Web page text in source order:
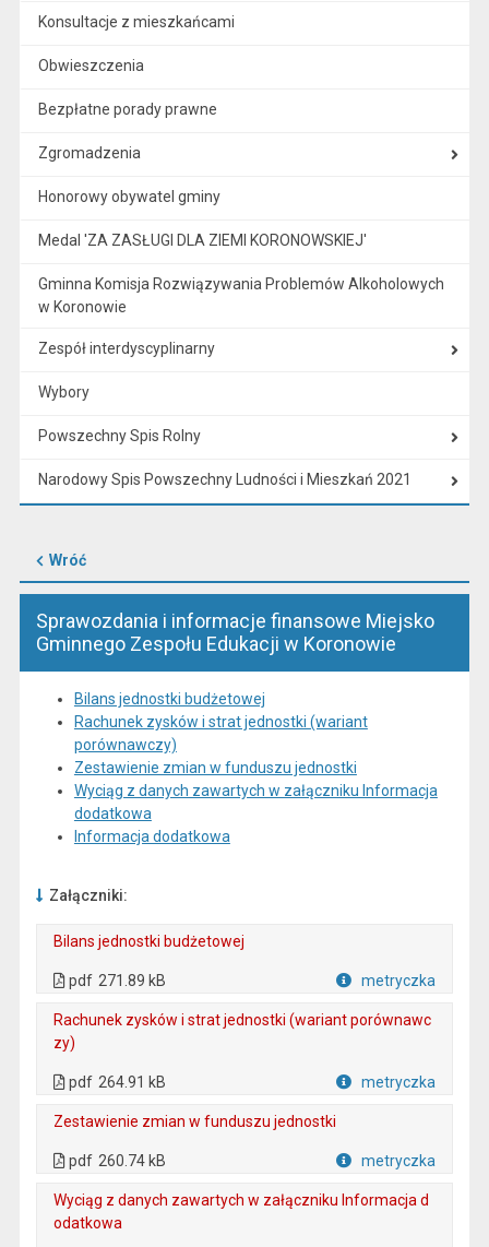
Konsultacje z mieszkańcami
Obwieszczenia
Bezpłatne porady prawne
Zgromadzenia
Honorowy obywatel gminy
Medal 'ZA ZASŁUGI DLA ZIEMI KORONOWSKIEJ'
Gminna Komisja Rozwiązywania Problemów Alkoholowych
w Koronowie
Zespół interdyscyplinarny
Wybory
Powszechny Spis Rolny
Narodowy Spis Powszechny Ludności i Mieszkań 2021
Wróć
Sprawozdania i informacje finansowe Miejsko
Gminnego Zespołu Edukacji w Koronowie
Bilans jednostki budżetowej
Rachunek zysków i strat jednostki (wariant
porównawczy)
Zestawienie zmian w funduszu jednostki
Wyciąg z danych zawartych w załączniku Informacja
dodatkowa
Informacja dodatkowa
Załączniki:
Bilans jednostki budżetowej
pdf 271.89 kB metryczka
Rachunek zysków i strat jednostki (wariant porównawc
zy)
pdf 264.91 kB metryczka
Zestawienie zmian w funduszu jednostki
pdf 260.74 kB metryczka
Wyciąg z danych zawartych w załączniku Informacja d
odatkowa